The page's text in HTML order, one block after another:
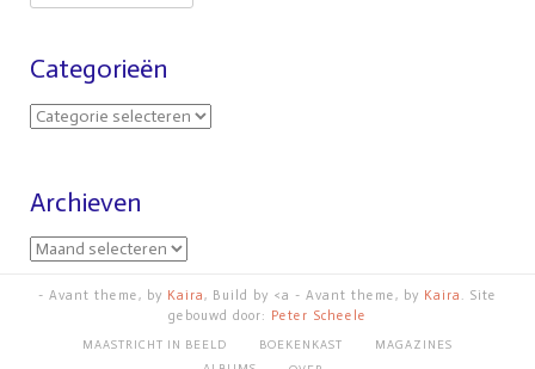
Categorieën
Archieven
- Avant theme, by Kaira, Build by <a - Avant theme, by Kaira . Site
gebouwd door:
Peter Scheele
MAASTRICHT IN BEELD BOEKENKAST
MAGAZINES